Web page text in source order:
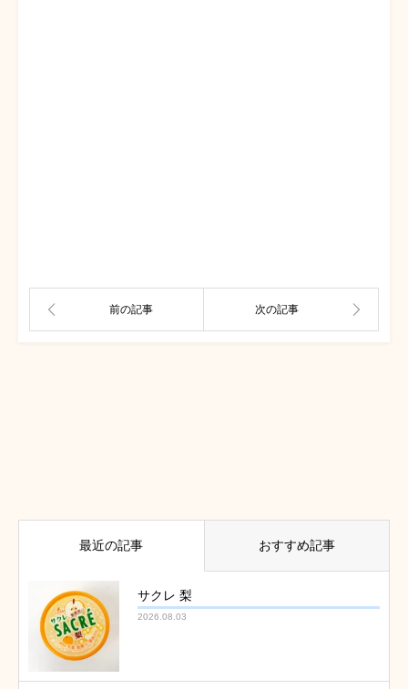
最近の記事 おすすめ記事
サクレ 梨
2026.08.03